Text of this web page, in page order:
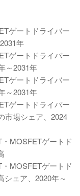
ゲートドライバー
年
ゲートドライバー
～2031年
ゲートドライバー
～2031年
ゲートドライバー
市場シェア、2024
MOSFETゲートド
MOSFETゲートド
シェア、2020年～